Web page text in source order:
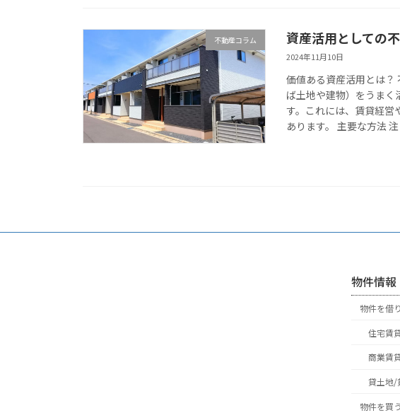
不動産コラム 資産活用としての
2024年11月10日
価値ある資産活用とは？
ば土地や建物）をうまく
す。これには、賃貸経営
あります。 主要な方法
物件情報
物件を借
住宅賃
商業賃
貸土地/
物件を買う